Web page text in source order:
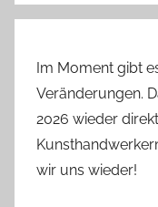
Im Moment gibt
Veränderungen.
2026 wieder
wir uns wieder!